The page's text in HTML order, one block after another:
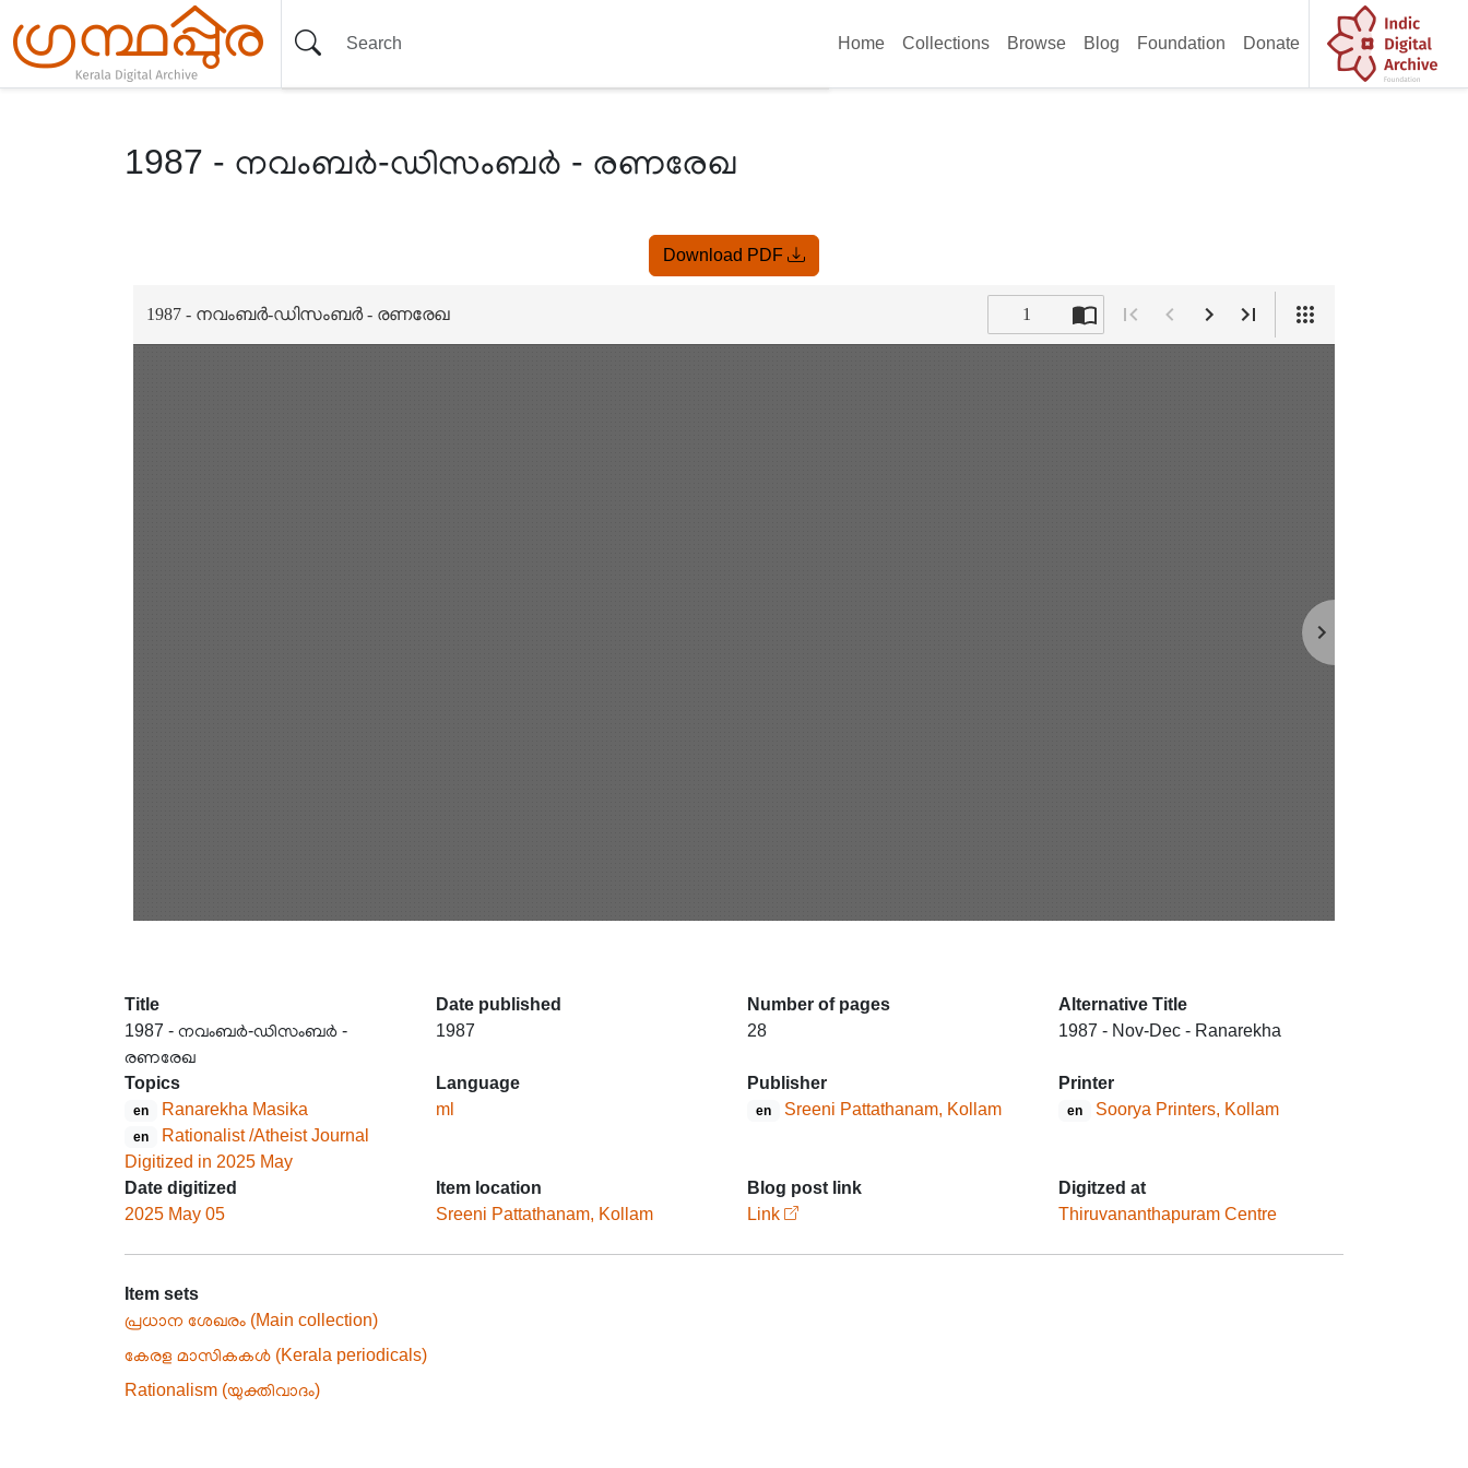
Home Collections Browse Blog Foundation Donate
1987 - നവംബർ-ഡിസംബർ - രണരേഖ
Download PDF
Title
1987 - നവംബർ-ഡിസംബർ -
രണരേഖ
Date published
1987
Number of pages
28
Alternative Title
1987 - Nov-Dec - Ranarekha
Topics
en Ranarekha Masika
en
Rationalist /Atheist Journal
Digitized in 2025 May
Language
ml
Publisher
en Sreeni Pattathanam, Kollam
Printer
en Soorya Printers, Kollam
Date digitized
2025 May 05
Item location
Sreeni Pattathanam, Kollam
Blog post link
Link
Digitzed at
Thiruvananthapuram Centre
Item sets
പ്രധാന ശേഖരം (Main collection)
കേരള മാസികകൾ (Kerala periodicals)
Rationalism (യുക്തിവാദം)